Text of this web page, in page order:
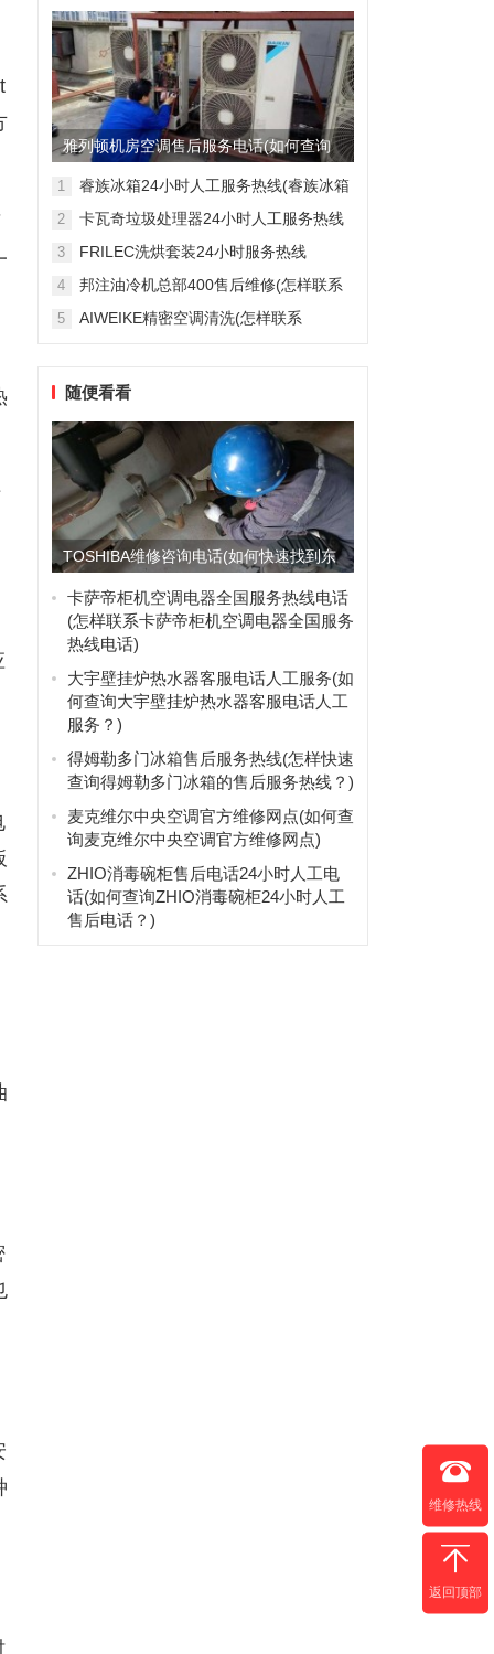
雅列顿机房空调售后服务电话(如何查询
雅列顿机房空调售后服务电...
1
睿族冰箱24小时人工服务热线(睿族冰箱
2
卡瓦奇垃圾处理器24小时人工服务热线
是多少？)
3
FRILEC洗烘套装24小时服务热线
少？)
4
邦注油冷机总部400售后维修(怎样联系
5
AIWEIKE精密空调清洗(怎样联系
随便看看
TOSHIBA维修咨询电话(如何快速找到东
芝维修服务热线电话...
卡萨帝柜机空调电器全国服务热线电话
(怎样联系卡萨帝柜机空调电器全国服务
热线电话)
大宇壁挂炉热水器客服电话人工服务(如
何查询大宇壁挂炉热水器客服电话人工
服务？)
得姆勒多门冰箱售后服务热线(怎样快速
查询得姆勒多门冰箱的售后服务热线？)
麦克维尔中央空调官方维修网点(如何查
询麦克维尔中央空调官方维修网点)
ZHIO消毒碗柜售后电话24小时人工电
话(如何查询ZHIO消毒碗柜24小时人工
售后电话？)
维修热线
返回顶部